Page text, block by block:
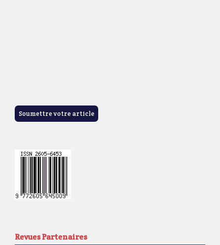
Soumettre votre article
Revues Partenaires